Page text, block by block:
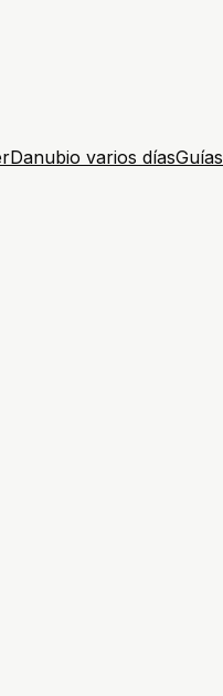
Danubio varios díasGuías